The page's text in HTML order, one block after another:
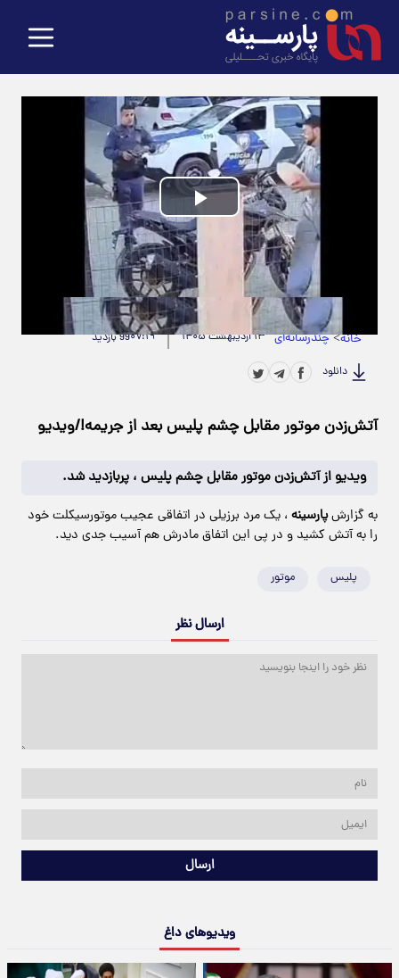
Play
Video
حجم ویدیو: 4.07M مدت زمان ویدیو: 00:00:10
خانه>چندرسانه‌ای ۱۳ اردیبهشت ۱۴۰۵ ۰۷:۱۹99 بازدید
دانلود
آتش‌زدن موتور مقابل چشم پلیس بعد از جریمه!/ویدیو
ویدیو از آتش‌زدن موتور مقابل چشم پلیس ، پربازدید شد.
به گزارشپارسینه ، یک مرد برزیلی در اتفاقی عجیب موتورسیکلت خود
را به آتش کشید و در پی این اتفاق مادرش هم آسیب جدی دید.
پلیس موتور
ارسال نظر
ارسال
ویدیوهای داغ